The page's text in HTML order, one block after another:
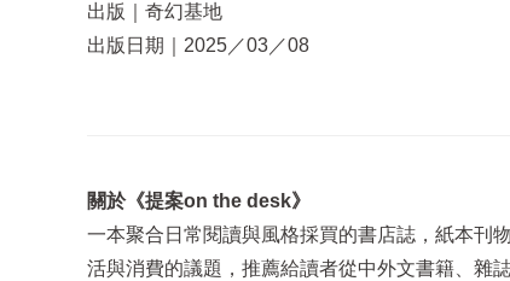
出版｜奇幻基地
出版日期｜2025／03／08
關於《提案on the desk》
一本聚合日常閱讀與風格採買的書店誌，紙本刊物
活與消費的議題，推薦給讀者從中外文書籍、雜